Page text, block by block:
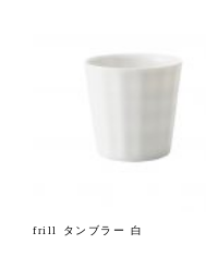
frill タンブラー 白